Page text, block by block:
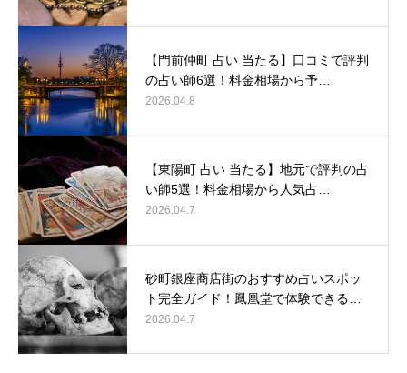
【門前仲町 占い 当たる】口コミで評判
の占い師6選！料金相場から予…
2026.04.8
【東陽町 占い 当たる】地元で評判の占
い師5選！料金相場から人気占…
2026.04.7
砂町銀座商店街のおすすめ占いスポッ
ト完全ガイド！鳳凰堂で体験できる…
2026.04.7